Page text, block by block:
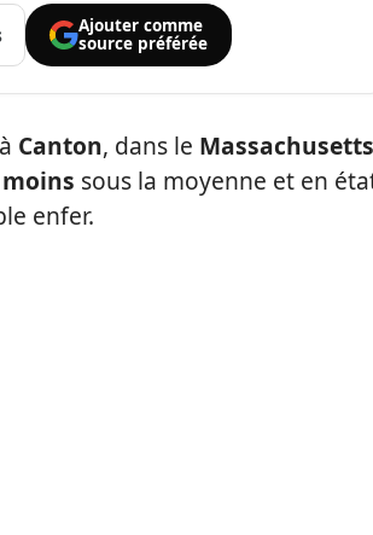
Ajouter comme
source préférée
Canton, dans le
sous la moyenne et en
enfer.